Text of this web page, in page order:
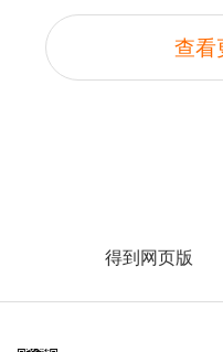
查看
得到网页版